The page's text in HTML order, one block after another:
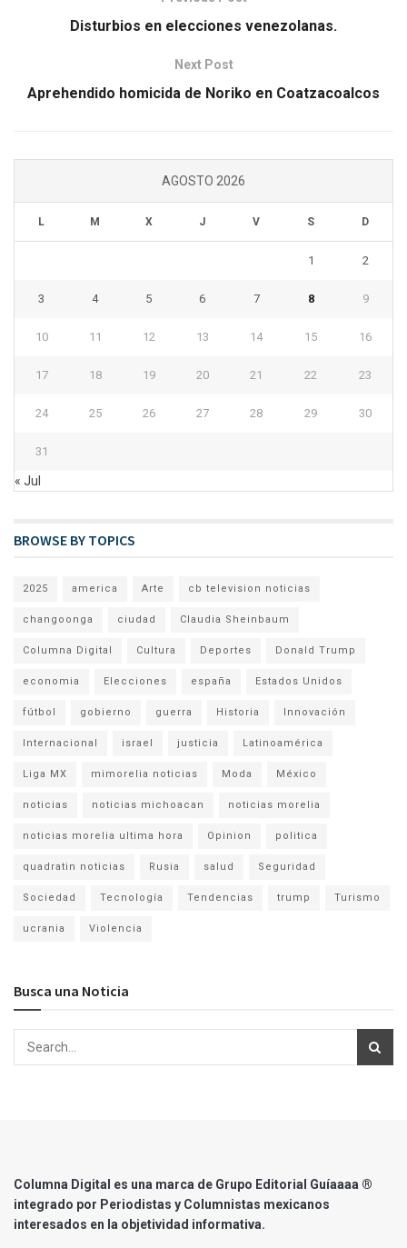
Disturbios en elecciones venezolanas.
Next Post
Aprehendido homicida de Noriko en Coatzacoalcos
AGOSTO 2026
L M X J V S D
1 2
3 4 5 6 7 8 9
10 11 12 13 14 15 16
17 18 19 20 21 22 23
24 25 26 27 28 29 30
31
« Jul
BROWSE BY TOPICS
2025 america Arte cb television noticias
changoonga ciudad Claudia Sheinbaum
Columna Digital Cultura Deportes Donald Trump
economia Elecciones españa Estados Unidos
fútbol gobierno guerra Historia Innovación
Internacional israel justicia Latinoamérica
Liga MX mimorelia noticias Moda México
noticias noticias michoacan noticias morelia
noticias morelia ultima hora Opinion politica
quadratin noticias Rusia salud Seguridad
Sociedad Tecnología Tendencias trump Turismo
ucrania Violencia
Busca una Noticia
Columna Digital es una marca de Grupo Editorial Guíaaaa ®
integrado por Periodistas y Columnistas mexicanos
interesados en la objetividad informativa.